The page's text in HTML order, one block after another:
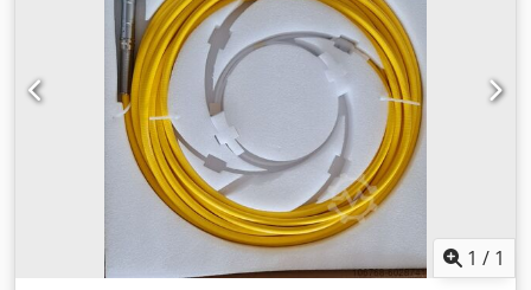
1 / 1